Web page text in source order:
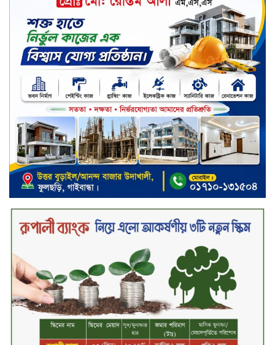
জুলাই গণঅভ্যুত্থান ছিল সর্বস্তরের
মানুষের আন্দোলন: মুহাম্মদ ইউনূস
গণতন্ত্র ও আত্মত্যাগের ইতিহাস সংরক্ষণ
করবে জুলাই স্মৃতি জাদুঘর: প্রধানমন্ত্রী
সিলেট ওসমানী বিমানবন্দরে সালাম
এয়ার চালু হচ্ছে ১লা সেপ্টেম্বর হতে
চুয়াডাঙ্গা আদালত চত্বরে ভুয়া
আইনজীবীসহ দুইজন আটক, ‘রায়
পাইয়ে দেওয়ার’ নামে লাখ লাখ টাকা
হাতিয়ে নেওয়ার অভিযোগ
নবীনগরে সোলার সিস্টেমে অনাবাদি
জমিতে আউশ আবাদে কৃষকের ভাগ্য
বদল
বিএটি বাংলাদেশের নতুন ব্যবস্থাপনা
পরিচালক কাখাবের বেনিদজে